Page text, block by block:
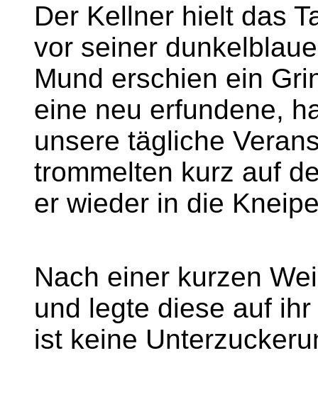
Der Kellner hielt das
vor seiner
Mund erschien ein
eine neu erfundene,
unsere tägliche
trommelten kurz auf
er wieder in die
Nach einer kurzen
und legte diese auf
ist keine